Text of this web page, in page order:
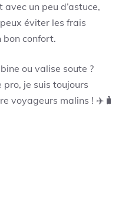
avec un peu d’astuce,
éviter les frais
confort.
ou valise soute ?
je suis toujours
voyageurs malins ! ✈️🧳